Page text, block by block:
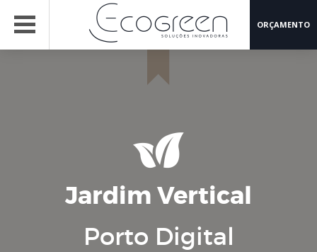
ORÇAMENTO
Jardim Vertical
Porto Digital